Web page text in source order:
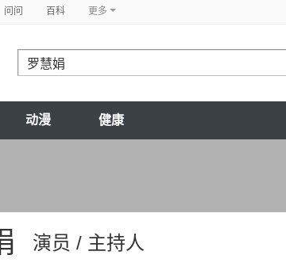
问问 百科 更多
动漫 健康
演员 / 主持人